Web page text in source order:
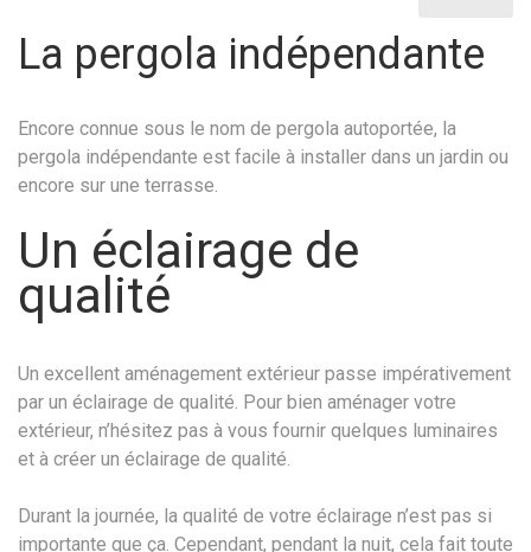
La pergola indépendante
Encore connue sous le nom de pergola autoportée, la
pergola indépendante est facile à installer dans un jardin ou
encore sur une terrasse.
Un éclairage de
qualité
Un excellent aménagement extérieur passe impérativement
par un éclairage de qualité. Pour bien aménager votre
extérieur, n’hésitez pas à vous fournir quelques luminaires
et à créer un éclairage de qualité.
Durant la journée, la qualité de votre éclairage n’est pas si
importante que ça. Cependant, pendant la nuit, cela fait toute